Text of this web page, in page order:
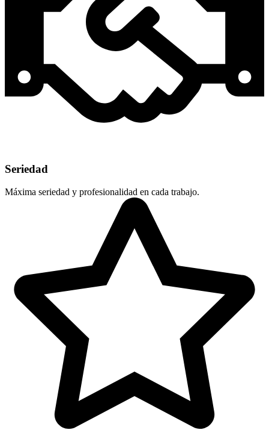
Seriedad
Máxima seriedad y profesionalidad en cada trabajo.